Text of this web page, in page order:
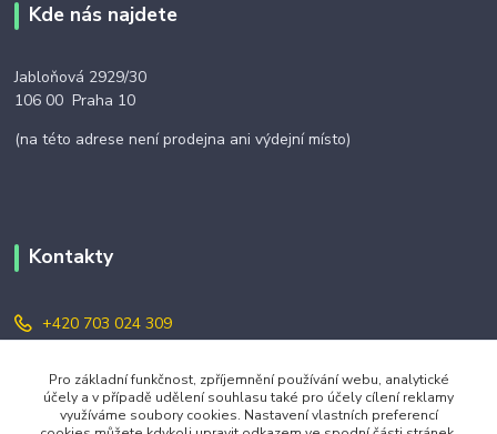
Kde nás najdete
Jabloňová 2929/30
106 00 Praha 10
(na této adrese není prodejna ani výdejní místo)
Kontakty
+420 703 024 309
objednavky@zavazuj.cz
Pro základní funkčnost, zpříjemnění používání webu, analytické
účely a v případě udělení souhlasu také pro účely cílení reklamy
využíváme soubory cookies. Nastavení vlastních preferencí